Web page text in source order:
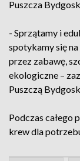
Puszcza
- Sprzątamy i
spotykamy się
przez zabawę,
ekologiczne –
Puszczą
Podczas całego
krew dla